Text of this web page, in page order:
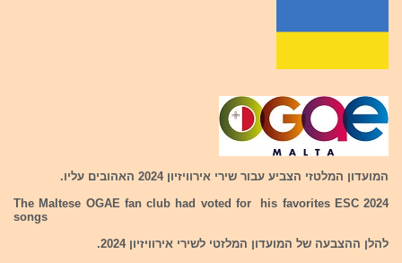
המועדון המלטזי הצביע עבור שירי אירוויזיון 2024 האהובים עליו.
The Maltese OGAE fan club had voted for his favorites ESC 2024
songs
להלן ההצבעה של המועדון המלזטי לשירי אירוויזיון 2024.